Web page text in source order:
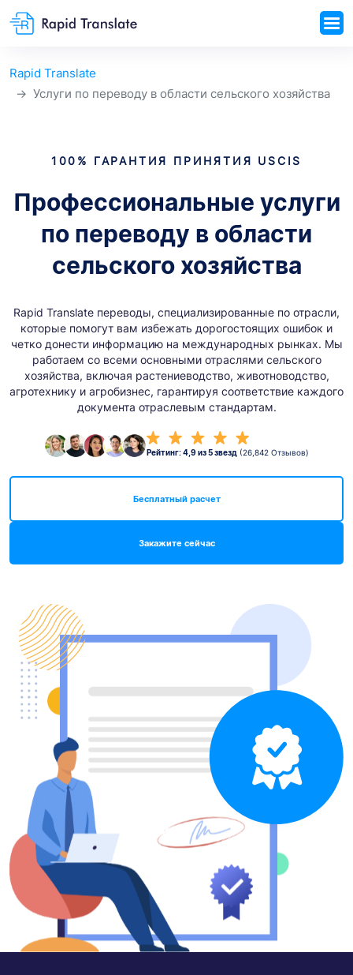
Rapid Translate
Услуги по переводу в области сельского хозяйства
100% ГАРАНТИЯ ПРИНЯТИЯ USCIS
Профессиональные услуги
по переводу в области
сельского хозяйства
Rapid Translate переводы, специализированные по отрасли,
которые помогут вам избежать дорогостоящих ошибок и
четко донести информацию на международных рынках. Мы
работаем со всеми основными отраслями сельского
хозяйства, включая растениеводство, животноводство,
агротехнику и агробизнес, гарантируя соответствие каждого
документа отраслевым стандартам.
Рейтинг: 4,9 из 5 звезд (26,842 Отзывов)
Закажите сейчас
Бесплатный расчет